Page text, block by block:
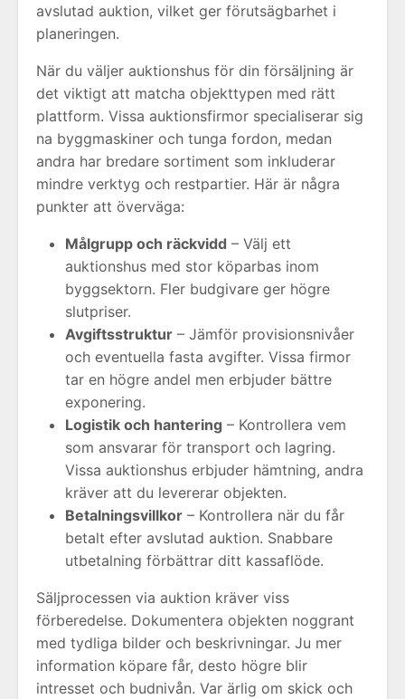
avslutad auktion, vilket ger förutsägbarhet i
planeringen.
När du väljer auktionshus för din försäljning är
det viktigt att matcha objekttypen med rätt
plattform. Vissa auktionsfirmor specialiserar sig
na byggmaskiner och tunga fordon, medan
andra har bredare sortiment som inkluderar
mindre verktyg och restpartier. Här är några
punkter att överväga:
Målgrupp och räckvidd – Välj ett
auktionshus med stor köparbas inom
byggsektorn. Fler budgivare ger högre
slutpriser.
Avgiftsstruktur – Jämför provisionsnivåer
och eventuella fasta avgifter. Vissa firmor
tar en högre andel men erbjuder bättre
exponering.
Logistik och hantering – Kontrollera vem
som ansvarar för transport och lagring.
Vissa auktionshus erbjuder hämtning, andra
kräver att du levererar objekten.
Betalningsvillkor – Kontrollera när du får
betalt efter avslutad auktion. Snabbare
utbetalning förbättrar ditt kassaflöde.
Säljprocessen via auktion kräver viss
förberedelse. Dokumentera objekten noggrant
med tydliga bilder och beskrivningar. Ju mer
information köpare får, desto högre blir
intresset och budnivån. Var ärlig om skick och